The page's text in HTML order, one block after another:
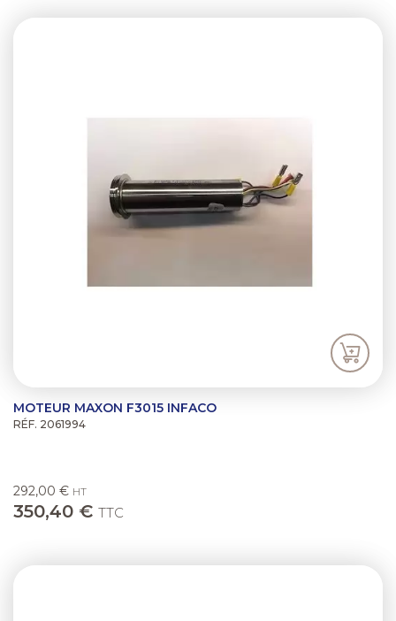
MOTEUR MAXON F3015 INFACO
RÉF. 2061994
292,00 € HT
350,40 € TTC